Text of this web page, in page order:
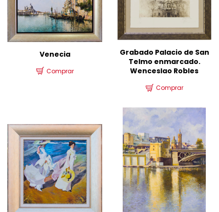
Venecia
Comprar
Grabado Palacio de San
Telmo enmarcado.
Wenceslao Robles
Comprar